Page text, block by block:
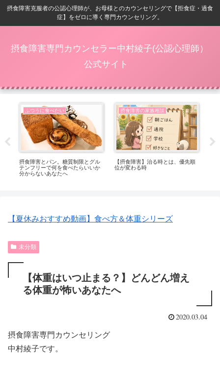
摂食障害克服者の公認心理師が、お母様とのカウンセリングで【拒食症・過食
症】をゼロに導く専門カウンセリング。
摂食障害専門カウンセラー中村綾子(公認心理師）
公式サイト
ふつうに食べたい
摂食障害とパン。糖質制限とグル
テンフリーで何を食べたらいいか
分からないあなたへ
摂食障害の家族相談
【摂食障害】治る時とは、優先順
位が変わる時
【夏休みおすすめ動画】食べ方＆体重シリーズ
未分類
【体重はいつ止まる？】どんどん増え
る体重が怖いあなたへ
2020.03.04
摂食障害専門カウンセリング
中村綾子です。